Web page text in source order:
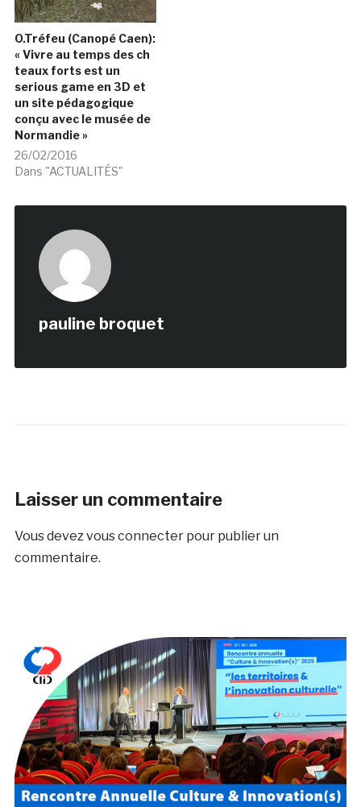
O.Tréfeu (Canopé Caen):
« Vivre au temps des ch
teaux forts est un
serious game en 3D et
un site pédagogique
conçu avec le musée de
Normandie »
26/02/2016
Dans "ACTUALITÉS"
pauline broquet
Laisser un commentaire
Vous devezvous connecterpour publier un
commentaire.